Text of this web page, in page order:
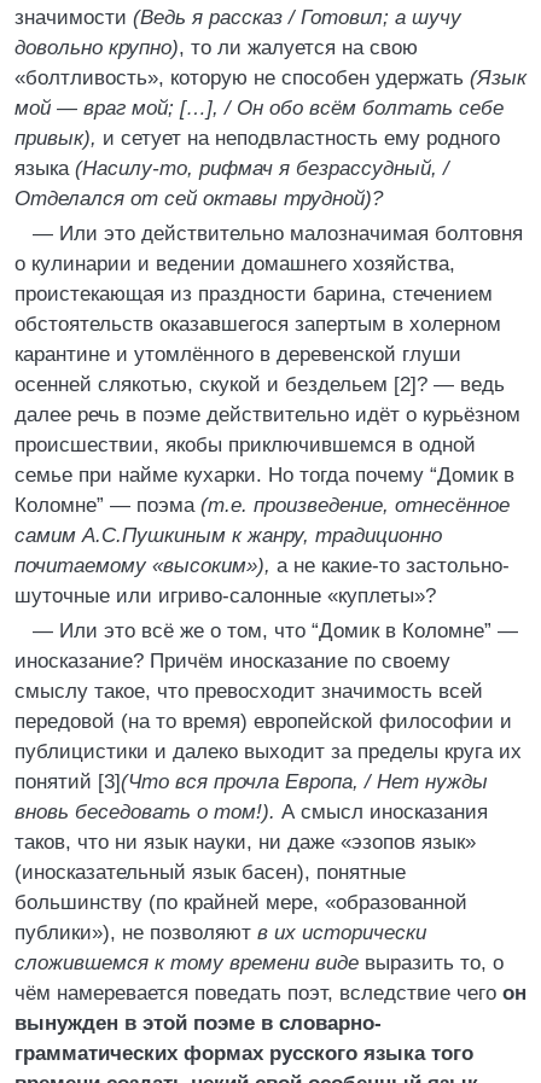
значимости (Ведь я рассказ / Готовил; а шучу
довольно крупно), то ли жалуется на свою
«болтливость», которую не способен удержать (Язык
мой — враг мой; […], / Он обо всём болтать себе
привык), и сетует на неподвластность ему родного
языка (Насилу-то, рифмач я безрассудный, /
Отделался от сей октавы трудной)?
— Или это действительно малозначимая болтовня
о кулинарии и ведении домашнего хозяйства,
проистекающая из праздности барина, стечением
обстоятельств оказавшегося запертым в холерном
карантине и утомлённого в деревенской глуши
осенней слякотью, скукой и бездельем [2]? — ведь
далее речь в поэме действительно идёт о курьёзном
происшествии, якобы приключившемся в одной
семье при найме кухарки. Но тогда почему “Домик в
Коломне” — поэма (т.е. произведение, отнесённое
самим А.С.Пушкиным к жанру, традиционно
почитаемому «высоким»), а не какие-то застольно-
шуточные или игриво-салонные «куплеты»?
— Или это всё же о том, что “Домик в Коломне” —
иносказание? Причём иносказание по своему
смыслу такое, что превосходит значимость всей
передовой (на то время) европейской философии и
публицистики и далеко выходит за пределы круга их
понятий [3](Что вся прочла Европа, / Нет нужды
вновь беседовать о том!). А смысл иносказания
таков, что ни язык науки, ни даже «эзопов язык»
(иносказательный язык басен), понятные
большинству (по крайней мере, «образованной
публики»), не позволяют в их исторически
сложившемся к тому времени виде выразить то, о
чём намеревается поведать поэт, вследствие чего он
вынужден в этой поэме в словарно-
грамматических формах русского языка того